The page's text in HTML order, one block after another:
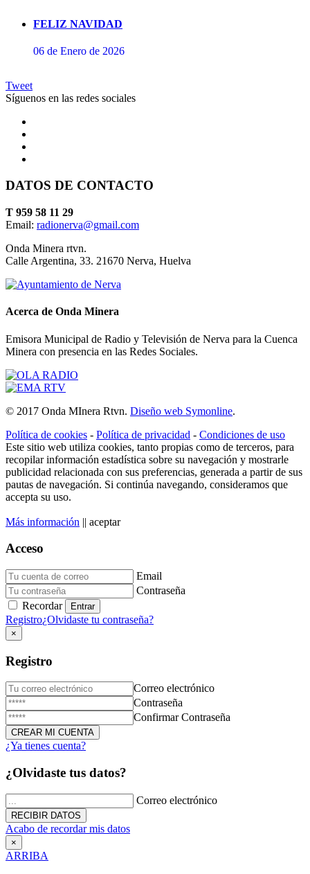
FELIZ NAVIDAD
06 de Enero de 2026
Concierto de Perianes
Ensayo solidario
Donación de Sangre
23 de Diciembre de 2025
Triduo Virgen Milagrosa
27 de Noviembre de 2025
Tweet
Síguenos en las redes sociales
DATOS DE CONTACTO
T 959 58 11 29
Email: radionerva@gmail.com
Onda Minera rtvn.
Calle Argentina, 33. 21670 Nerva, Huelva
Acerca de Onda Minera
Emisora Municipal de Radio y Televisión de Nerva para la Cuenca
Minera con presencia en las Redes Sociales.
© 2017 Onda MInera Rtvn. Diseño web Symonline.
Política de cookies - Política de privacidad - Condiciones de uso
Este sitio web utiliza cookies, tanto propias como de terceros, para
recopilar información estadística sobre su navegación y mostrarle
publicidad relacionada con sus preferencias, generada a partir de sus
pautas de navegación. Si continúa navegando, consideramos que
accepta su uso.
Más información || aceptar
Acceso
Email
Contraseña
Recordar
Registro¿Olvidaste tu contraseña?
×
Registro
Correo electrónico
Contraseña
Confirmar Contraseña
¿Ya tienes cuenta?
¿Olvidaste tus datos?
Correo electrónico
Acabo de recordar mis datos
×
ARRIBA